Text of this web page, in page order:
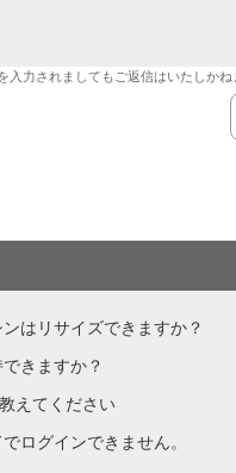
入力されましてもご返信はいたしかね
はリサイズできますか？
きますか？
えてください
ログインできません。